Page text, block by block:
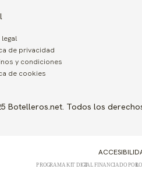
de privacidad
y condiciones
de cookies
Botelleros.net. Todos los